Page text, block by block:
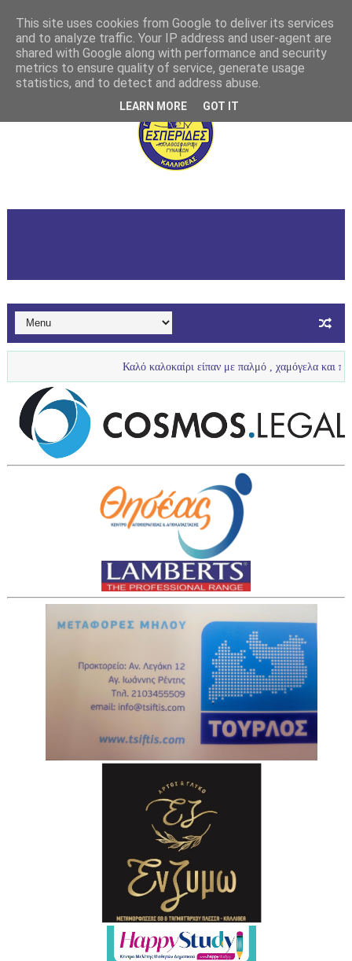
Καλό καλοκαίρι είπαν με παλμό , χαμόγελα και πολύ νερό τα
This site uses cookies from Google to deliver its services
and to analyze traffic. Your IP address and user-agent are
shared with Google along with performance and security
metrics to ensure quality of service, generate usage
statistics, and to detect and address abuse.
LEARN MORE GOT IT